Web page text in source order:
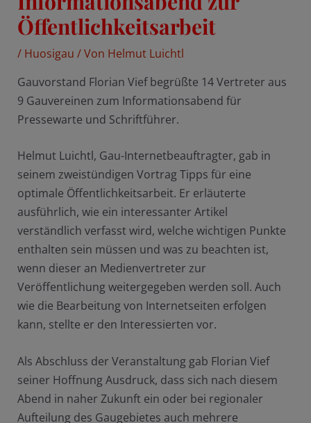
Öffentlichkeitsarbeit
/ Huosigau / Von Helmut Luichtl
Gauvorstand Florian Vief begrüßte 14 Vertreter aus
9 Gauvereinen zum Informationsabend für
Pressewarte und Schriftführer.
Helmut Luichtl, Gau-Internetbeauftragter, gab in
seinem zweistündigen Vortrag Tipps für eine
optimale Öffentlichkeitsarbeit. Er erläuterte
ausführlich, wie ein interessanter Artikel
verständlich verfasst wird, welche wichtigen Punkte
enthalten sein müssen und was zu beachten ist,
wenn dieser an Medienvertreter zur
Veröffentlichung weitergegeben werden soll. Auch
wie die Bearbeitung von Internetseiten erfolgen
kann, stellte er den Interessierten vor.
Als Abschluss der Veranstaltung gab Florian Vief
seiner Hoffnung Ausdruck, dass sich nach diesem
Abend in naher Zukunft ein oder bei regionaler
Aufteilung des Gaugebietes auch mehrere